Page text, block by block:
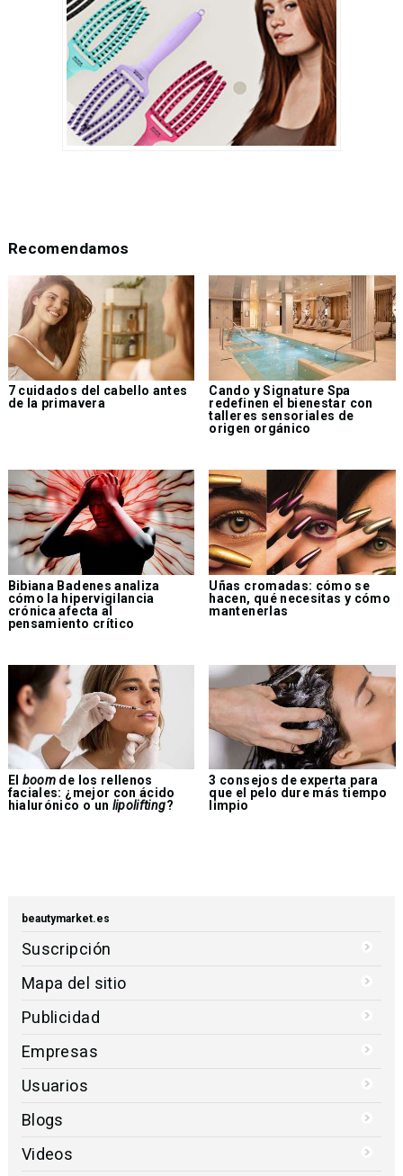
Recomendamos
7 cuidados del cabello antes
de la primavera
Cando y Signature Spa
redefinen el bienestar con
talleres sensoriales de
origen orgánico
Bibiana Badenes analiza
cómo la hipervigilancia
crónica afecta al
pensamiento crítico
Uñas cromadas: cómo se
hacen, qué necesitas y cómo
mantenerlas
El boom de los rellenos
faciales: ¿mejor con ácido
hialurónico o un lipolifting?
3 consejos de experta para
que el pelo dure más tiempo
limpio
beautymarket.es
Suscripción
Mapa del sitio
Publicidad
Empresas
Usuarios
Blogs
Videos